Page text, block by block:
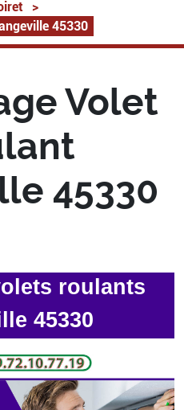
>
45330
Volet
45330
roulants
45330